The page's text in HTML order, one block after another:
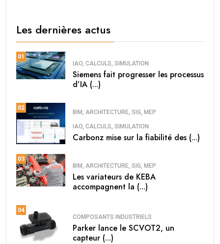
Les dernières actus
01
IAO, CALCULS, SIMULATION
Siemens fait progresser les processus
d’IA (...)
02
BIM, ARCHITECTURE, SIG, MEP
IAO, CALCULS, SIMULATION
Carbonz mise sur la fiabilité des (...)
03
BIM, ARCHITECTURE, SIG, MEP
Les variateurs de KEBA
accompagnent la (...)
04
COMPOSANTS INDUSTRIELS
Parker lance le SCVOT2, un
capteur (...)